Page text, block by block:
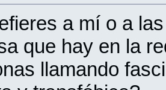
a mí o a
que hay en la
llamando